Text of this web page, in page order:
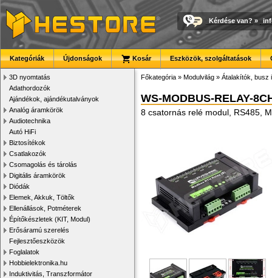
Kérdése van? »
Kategóriák Újdonságok Kosár Eszközök, szolgáltatások
3D nyomtatás
Adathordozók
Ajándékok, ajándékutalványok
Analóg áramkörök
Audiotechnika
Autó HiFi
Biztosítékok
Csatlakozók
Csomagolás és tárolás
Digitális áramkörök
Diódák
Elemek, Akkuk, Töltők
Ellenállások, Potméterek
Építőkészletek (KIT, Modul)
Erősáramú szerelés
Fejlesztőeszközök
Foglalatok
Hobbielektronika.hu
Induktivitás, Transzformátor
Főkategória » Modulvilág » Átalakítók, busz
WS-MODBUS-RELAY-
8 csatornás relé modul, RS485,